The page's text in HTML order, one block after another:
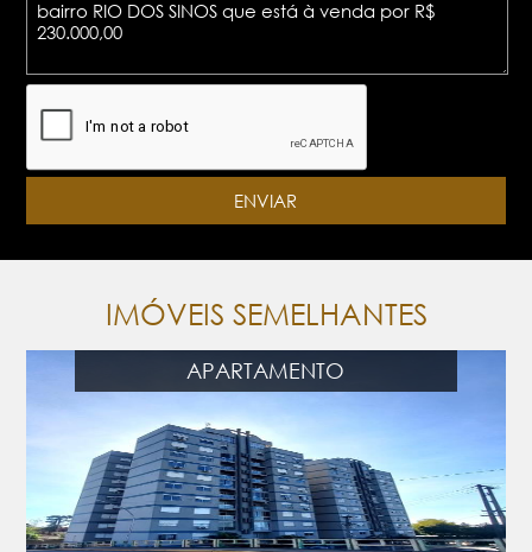
IMÓVEIS SEMELHANTES
APARTAMENTO